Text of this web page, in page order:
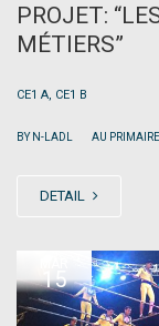
PROJET:
MÉTIERS”
CE1 A, CE1 B
BY N-LADL AU PRIMAIRE
DETAIL
15